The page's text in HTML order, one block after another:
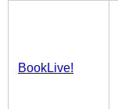
BookLive!